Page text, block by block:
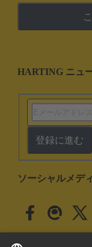
HARTING ニュ
登録に進む
ソーシャルメデ